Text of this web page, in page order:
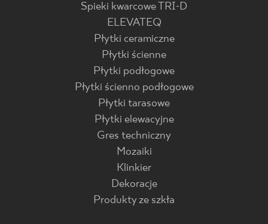
Spieki kwarcowe TRI-D
ELEVATEQ
Płytki ceramiczne
Płytki ścienne
Płytki podłogowe
Płytki ścienno podłogowe
Płytki tarasowe
Płytki elewacyjne
Gres techniczny
Mozaiki
Klinkier
Dekoracje
Produkty ze szkła